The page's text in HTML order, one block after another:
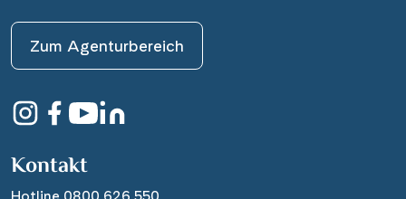
Zum Agenturbereich
Kontakt